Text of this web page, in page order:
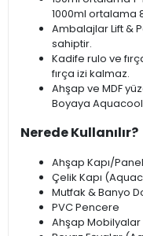
1000ml ortalama
Ambalajlar Lift &
sahiptir.
Kadife rulo ve
fırça izi kalmaz.
Ahşap ve MDF
Boyaya
Nerede Kullanılır?
Ahşap Kapı/
Çelik Kapı
Mutfak & Banyo
PVC Pencere
Ahşap Mobilyalar